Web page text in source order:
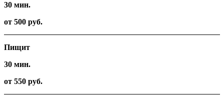
30 мин.
от 500 руб.
Пищит
30 мин.
от 550 руб.